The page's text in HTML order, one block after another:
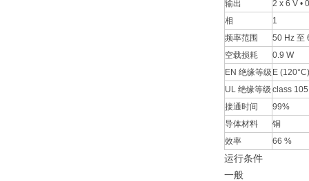
输出
2 x 6 V •
相
1
频率范围
50 Hz 至
空载损耗
0.9 W
EN 绝缘等级 E (120°C)
UL 绝缘等级 class 105
接通时间
99%
导体材料
铜
效率
66 %
运行条件
一般